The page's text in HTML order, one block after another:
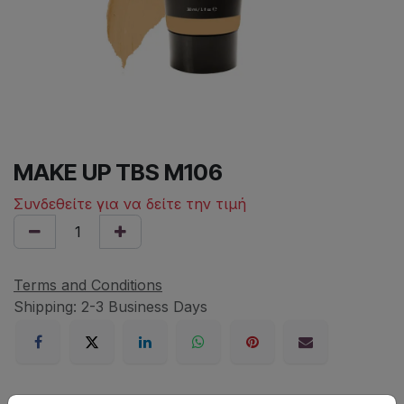
MAKE UP TBS M106
Συνδεθείτε για να δείτε την τιμή
Terms and Conditions
Shipping: 2-3 Business Days